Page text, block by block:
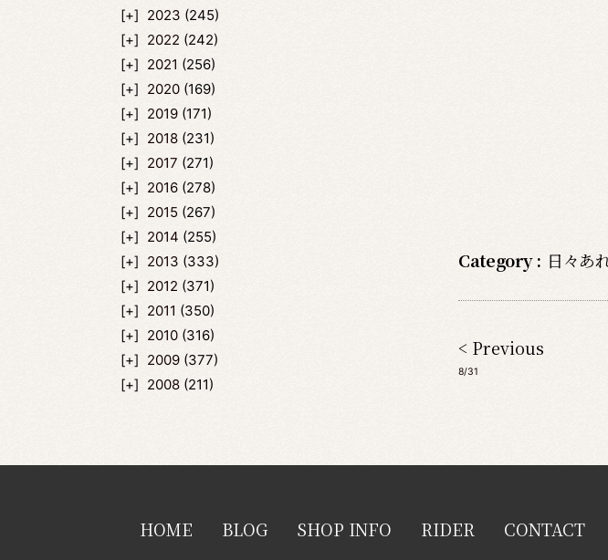
2023 (245)
2022 (242)
2021 (256)
2020 (169)
2019 (171)
2018 (231)
2017 (271)
2016 (278)
2015 (267)
2014 (255)
2013 (333)
2012 (371)
2011 (350)
2010 (316)
2009 (377)
2008 (211)
Category : 日々あ
< Previous
8/31
HOME BLOG SHOP INFO RIDER CONTACT